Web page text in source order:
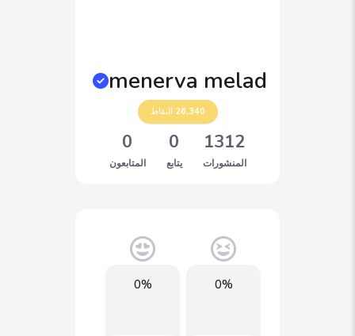
menerva melad
26,340 النقاط
1312
المنشورات
0
يتابع
0
المتابعون
0%
0%